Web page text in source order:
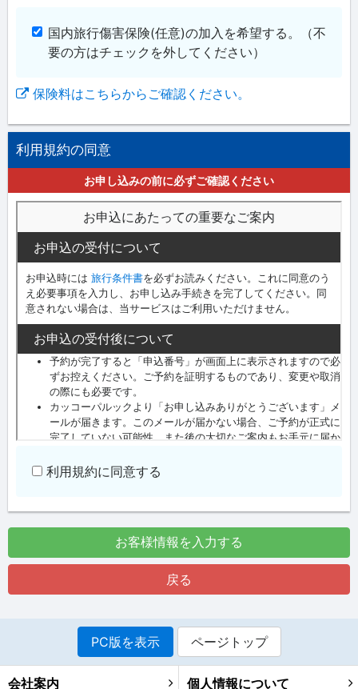
国内旅行傷害保険(任意)の加入を希望する。
（不
要の方はチェックを外してください）
保険料はこちらからご確認ください。
利用規約の同意
お申し込みの前に必ずご確認ください
利用規約に同意する
お客様情報を入力する
戻る
PC版を表示 ページトップ
会社案内 個人情報について